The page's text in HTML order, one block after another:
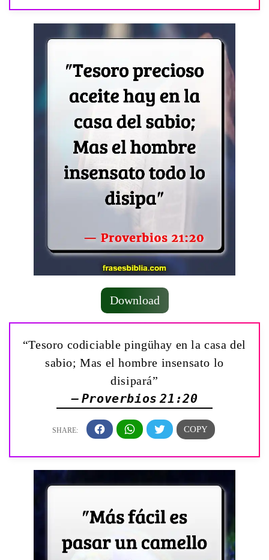
Download
“Tesoro codiciable pingühay en la casa del
sabio; Mas el hombre insensato lo
disipará”
— Proverbios 21:20